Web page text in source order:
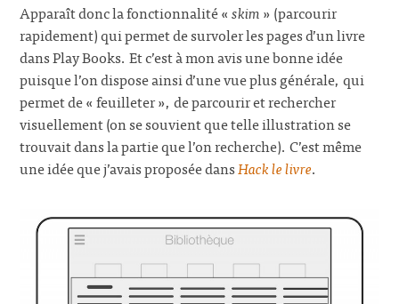
Apparaît donc la fonctionnalité «skim» (parcourir
rapidement) qui permet de survoler les pages d’un livre
dans Play Books. Et c’est à mon avis une bonne idée
puisque l’on dispose ainsi d’une vue plus générale, qui
permet de « feuilleter », de parcourir et rechercher
visuellement (on se souvient que telle illustration se
trouvait dans la partie que l’on recherche). C’est même
une idée que j’avais proposée dansHack le livre.